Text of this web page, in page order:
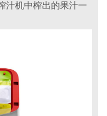
汁机中榨出的果汁一